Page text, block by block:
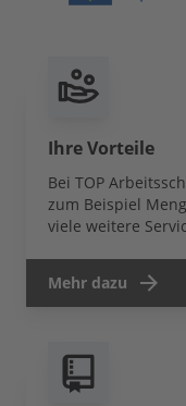
Ihre Vorteile
Bei TOP
zum Beispiel
viele weitere
Mehr dazu